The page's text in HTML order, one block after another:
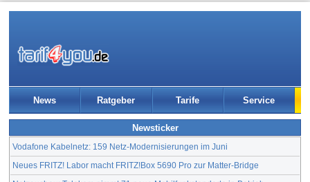
News Ratgeber Tarife Service
Newsticker
Vodafone Kabelnetz: 159 Netz-Modernisierungen im Juni
Neues FRITZ! Labor macht FRITZ!Box 5690 Pro zur Matter-Bridge